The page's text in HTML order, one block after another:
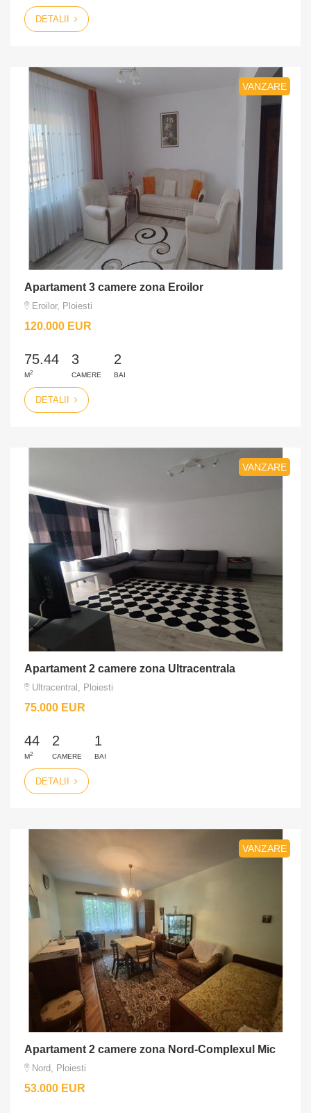
DETALII
VANZARE
Apartament 3 camere zona Eroilor
Eroilor, Ploiesti
120.000 EUR
75.44
M2
3
CAMERE
2
BAI
DETALII
VANZARE
Apartament 2 camere zona Ultracentrala
Ultracentral, Ploiesti
75.000 EUR
44
M2
2
CAMERE
1
BAI
DETALII
VANZARE
Apartament 2 camere zona Nord-Complexul Mic
Nord, Ploiesti
53.000 EUR